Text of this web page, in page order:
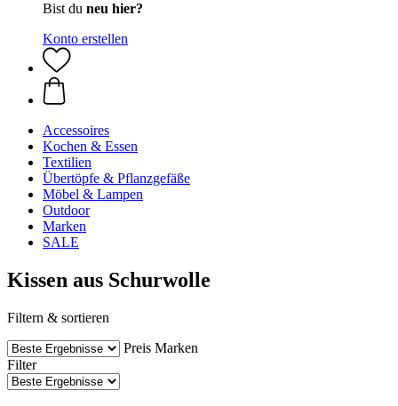
Bist du neu hier?
Konto erstellen
Accessoires
Kochen & Essen
Textilien
Übertöpfe & Pflanzgefäße
Möbel & Lampen
Outdoor
Marken
SALE
Kissen aus Schurwolle
Filtern & sortieren
Preis Marken
Filter